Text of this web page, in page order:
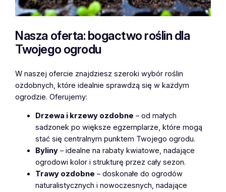
Nasza oferta: bogactwo roślin dla
Twojego ogrodu
W naszej ofercie znajdziesz szeroki wybór roślin
ozdobnych, które idealnie sprawdzą się w każdym
ogrodzie. Oferujemy:
Drzewa i krzewy ozdobne – od małych
sadzonek po większe egzemplarze, które mogą
stać się centralnym punktem Twojego ogrodu.
Byliny – idealne na rabaty kwiatowe, nadające
ogrodowi kolor i strukturę przez cały sezon.
Trawy ozdobne – doskonałe do ogrodów
naturalistycznych i nowoczesnych, nadające